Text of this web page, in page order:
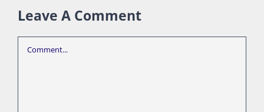
Leave A Comment
Comment